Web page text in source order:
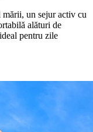
mării, un sejur activ cu
alături de
pentru zile